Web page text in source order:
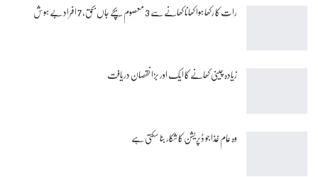
رات کا رکھا ہوا کھانا کھانے سے 3 معصوم بچے جاں بحق، 7 افراد بے ہوش
زیادہ چینی کھانے کا ایک اور بڑا نقصان دریافت
وہ عام غذا جو ڈپریشن کا شکار بنا سکتی ہے